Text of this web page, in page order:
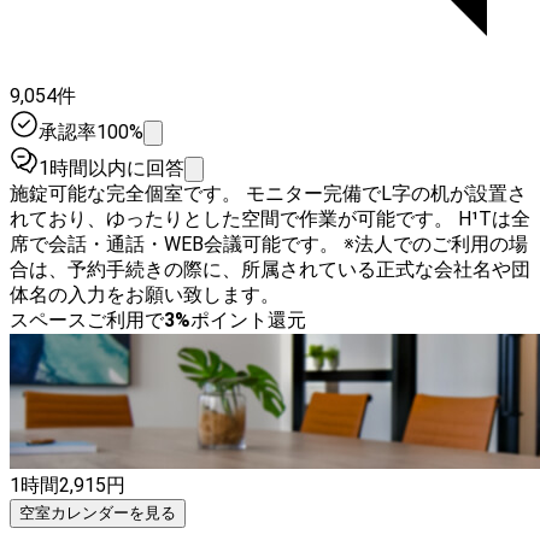
9,054件
承認率100%
1時間以内に回答
施錠可能な完全個室です。 モニター完備でL字の机が設置さ
れており、ゆったりとした空間で作業が可能です。 H¹Tは全
席で会話・通話・WEB会議可能です。 ※法人でのご利用の場
合は、予約手続きの際に、所属されている正式な会社名や団
体名の入力をお願い致します。
スペースご利用で3%ポイント還元
1時間2,915円
空室カレンダーを見る